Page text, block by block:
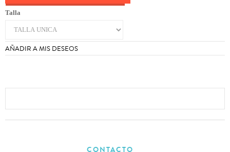
Talla
AÑADIR A MIS DESEOS
CONTACTO